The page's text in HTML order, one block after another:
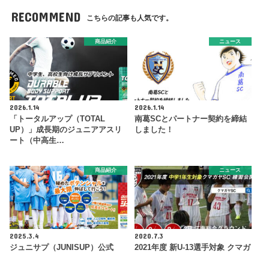
RECOMMEND こちらの記事も人気です。
商品紹介
2026.1.14
「トータルアップ（TOTAL
UP）」成長期のジュニアアスリ
ート（中高生…
ニュース
2026.1.14
南葛SCとパートナー契約を締結
しました！
商品紹介
2025.3.4
ジュニサプ（JUNISUP）公式
ニュース
2020.7.3
2021年度 新U-13選手対象 クマガ